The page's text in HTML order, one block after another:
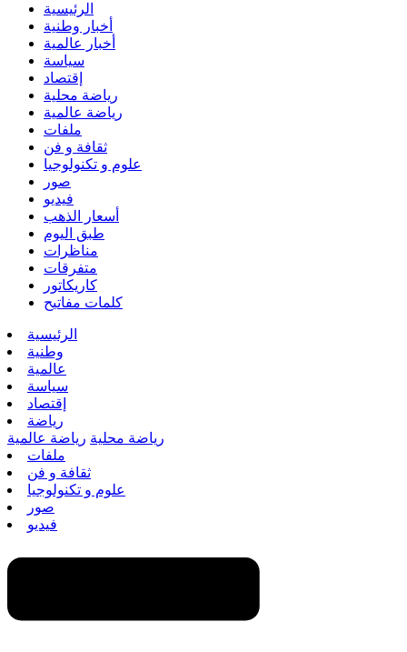
الرئيسية
أخبار وطنية
أخبار عالمية
سياسة
إقتصاد
رياضة محلية
رياضة عالمية
ملفات
ثقافة و فن
علوم و تكنولوجيا
صور
فيديو
أسعار الذهب
طبق اليوم
مناظرات
متفرقات
كاريكاتور
كلمات مفاتيح
الرئيسية
وطنية
عالمية
سياسة
إقتصاد
رياضة
رياضة محلية رياضة عالمية
ملفات
ثقافة و فن
علوم و تكنولوجيا
صور
فيديو